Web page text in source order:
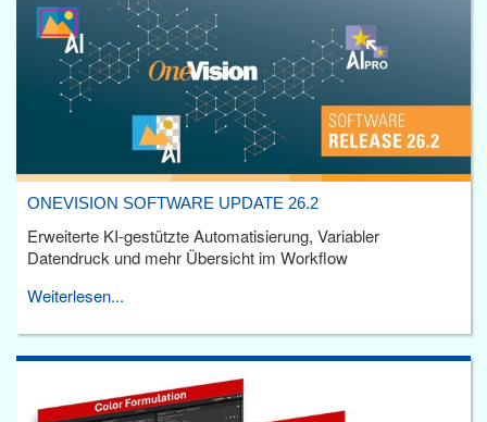
ONEVISION SOFTWARE UPDATE 26.2
Erweiterte KI-gestützte Automatisierung, Variabler
Datendruck und mehr Übersicht im Workflow
Weiterlesen...